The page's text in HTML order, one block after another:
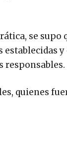
se supo
establecidas y
responsables.
quienes